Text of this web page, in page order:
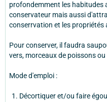
profondemment les habitudes
conservateur mais aussi
conserrvation et les
Pour conserver, il faudra
vers, morceaux de poissons
Mode d'emploi :
Décortiquer et/ou faire